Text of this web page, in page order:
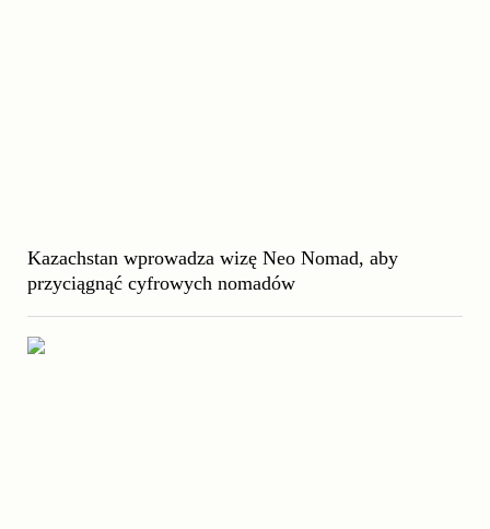
Kazachstan wprowadza wizę Neo Nomad, aby
przyciągnąć cyfrowych nomadów